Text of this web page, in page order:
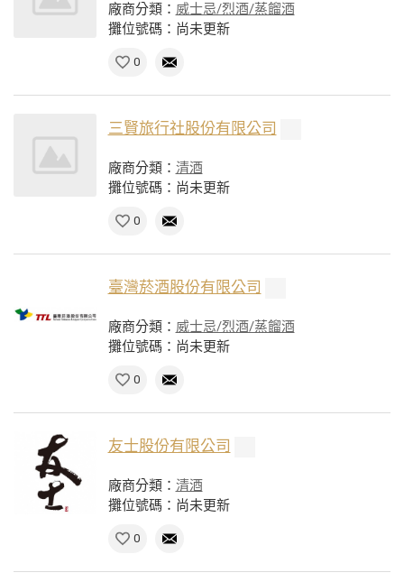
廠商分類： 威士忌/烈酒/蒸餾酒
攤位號碼：尚未更新
0
三賢旅行社股份有限公司
廠商分類： 清酒
攤位號碼：尚未更新
0
臺灣菸酒股份有限公司
廠商分類： 威士忌/烈酒/蒸餾酒
攤位號碼：尚未更新
0
友士股份有限公司
廠商分類： 清酒
攤位號碼：尚未更新
0